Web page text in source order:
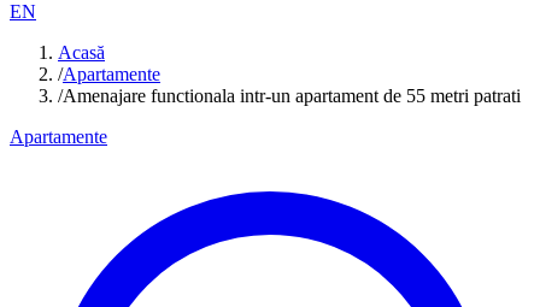
EN
Acasă
/Apartamente
/Amenajare functionala intr-un apartament de 55 metri patrati
Apartamente